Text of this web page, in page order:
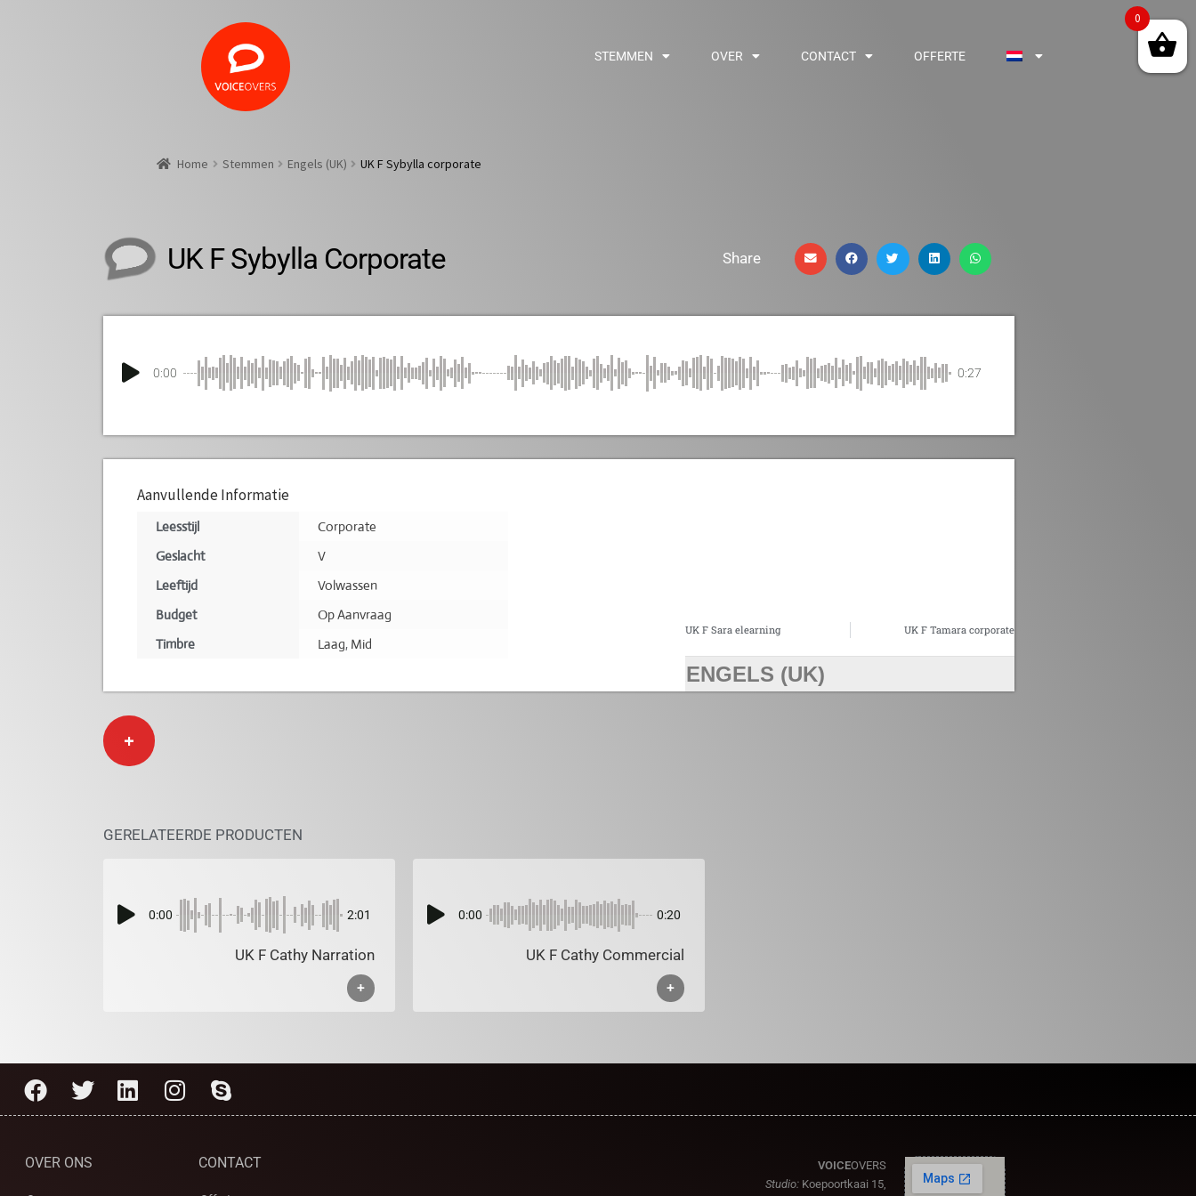
STEMMEN OVER CONTACT OFFERTE
Home Stemmen Engels (UK) UK F Sybylla corporate
UK F Sybylla Corporate Share
0:00 0:27
Aanvullende Informatie
Leesstijl
Corporate
Geslacht
V
Leeftijd
Volwassen
Budget
Op Aanvraag
Timbre
Laag, Mid
UK F Sara elearning UK F Tamara corporate
ENGELS (UK)
+
GERELATEERDE PRODUCTEN
0:00 2:01
UK F Cathy Narration
+
0:00 0:20
UK F Cathy Commercial
+
OVER ONS CONTACT VOICEOVERS
Studio:Koepoortkaai 15,
0